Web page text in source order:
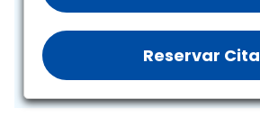
Reservar Cita